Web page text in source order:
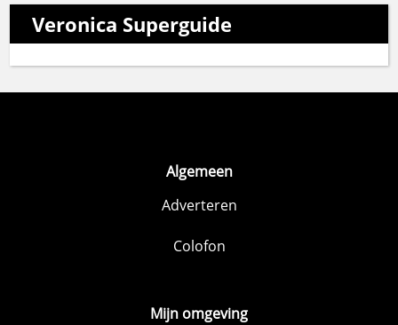
Veronica Superguide
Algemeen
Adverteren
Colofon
Mijn omgeving